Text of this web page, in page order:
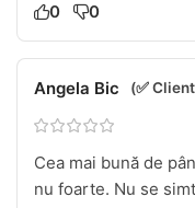
0 0
Angela Bic (✅
Cea mai bună de
nu foarte. Nu se